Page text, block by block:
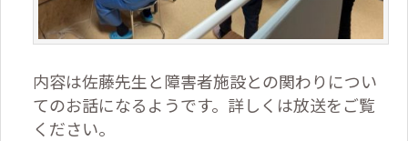
内容は佐藤先生と障害者施設との関わりについ
てのお話になるようです。詳しくは放送をご覧
ください。